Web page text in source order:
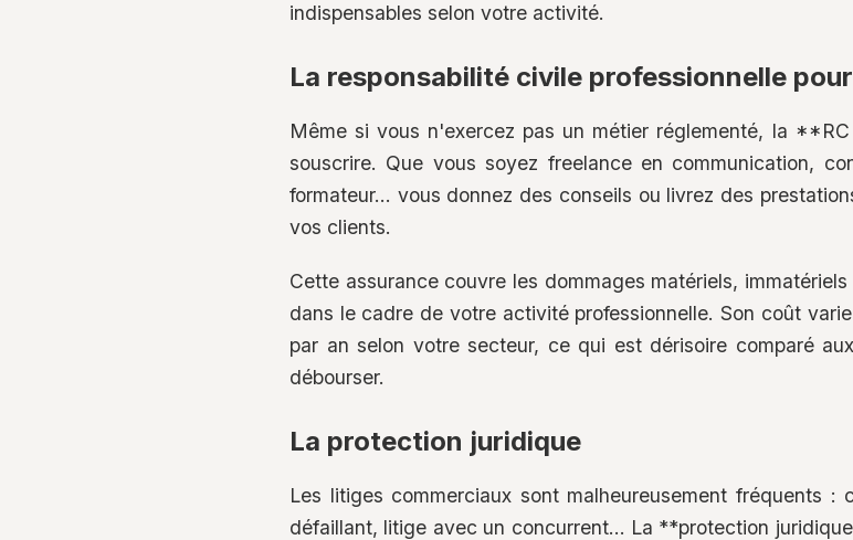
indispensables selon votre activité.
La responsabilité civile professionnelle
Même si vous n'exercez pas un métier réglementé, la
souscrire. Que vous soyez freelance en communication,
formateur... vous donnez des conseils ou livrez des
vos clients.
Cette assurance couvre les dommages matériels,
dans le cadre de votre activité professionnelle. Son coût
par an selon votre secteur, ce qui est dérisoire comparé
débourser.
La protection juridique
Les litiges commerciaux sont malheureusement fréquents :
défaillant, litige avec un concurrent... La **protection